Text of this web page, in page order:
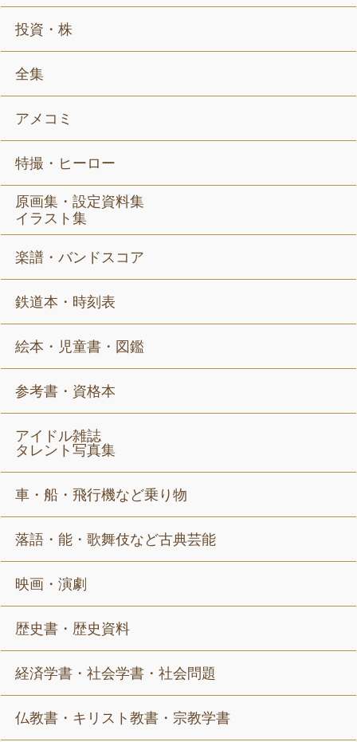
投資・株
全集
アメコミ
特撮・ヒーロー
原画集・設定資料集
イラスト集
楽譜・バンドスコア
鉄道本・時刻表
絵本・児童書・図鑑
参考書・資格本
アイドル雑誌
タレント写真集
車・船・飛行機など乗り物
落語・能・歌舞伎など古典芸能
映画・演劇
歴史書・歴史資料
経済学書・社会学書・社会問題
仏教書・キリスト教書・宗教学書